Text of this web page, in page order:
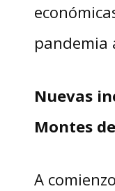
pandemia
Nuevas
Montes
A